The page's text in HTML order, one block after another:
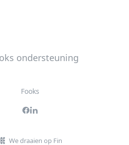
Fooks
We draaien op Fin